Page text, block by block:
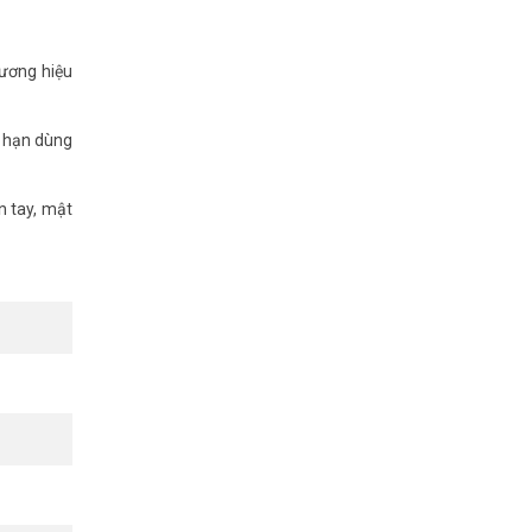
hiệu
dùng
tay, mật